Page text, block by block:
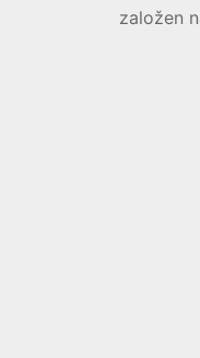
založen